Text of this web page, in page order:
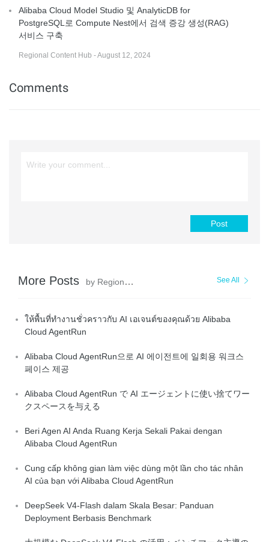
Alibaba Cloud Model Studio 및 AnalyticDB for
PostgreSQL로 Compute Nest에서 검색 증강 생성(RAG)
서비스 구축
Regional Content Hub - August 12, 2024
Comments
Post
More Posts by Regional Content Hub See All
ให้พื้นที่ทำงานชั่วคราวกับ AI เอเจนต์ของคุณด้วย Alibaba
Cloud AgentRun
Alibaba Cloud AgentRun으로 AI 에이전트에 일회용 워크스
페이스 제공
Alibaba Cloud AgentRun で AI エージェントに使い捨てワー
クスペースを与える
Beri Agen AI Anda Ruang Kerja Sekali Pakai dengan
Alibaba Cloud AgentRun
Cung cấp không gian làm việc dùng một lần cho tác nhân
AI của bạn với Alibaba Cloud AgentRun
DeepSeek V4-Flash dalam Skala Besar: Panduan
Deployment Berbasis Benchmark